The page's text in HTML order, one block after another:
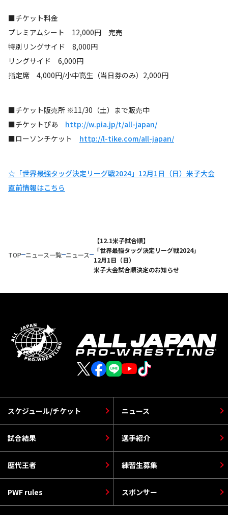
■チケット料金
プレミアムシート 12,000円 完売
特別リングサイド 8,000円
リングサイド 6,000円
指定席 4,000円/小中高生（当日券のみ）2,000円
■チケット販売所 ※11/30（土）まで販売中
■チケットぴあ http://w.pia.jp/t/all-japan/
■ローソンチケット http://l-tike.com/all-japan/
☆「世界最強タッグ決定リーグ戦2024」12月1日（日）米子大会
直前情報はこちら
TOP ニュース一覧 ニュース
【12.1米子試合順】
「世界最強タッグ決定リーグ戦2024」
12月1日（日）
米子大会試合順決定のお知らせ
スケジュール/チケット
選手紹介
PWF rules
ニュース
歴代王者
スポンサー
試合結果
練習生募集